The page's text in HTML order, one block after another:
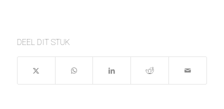
DEEL DIT STUK